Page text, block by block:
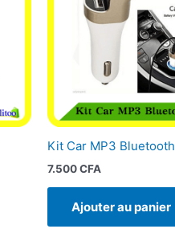
Kit Car MP3 Bluetooth
7.500CFA
Ajouter au panier